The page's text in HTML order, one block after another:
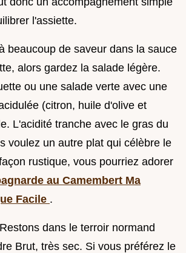
l'assiette.
beaucoup de saveur dans la sauce
alors gardez la salade légère.
ou une salade verte avec une
(citron, huile d'olive et
L'acidité tranche avec le gras du
voulez un autre plat qui célèbre le
rustique, vous pourriez adorer
au Camembert Ma
Facile .
dans le terroir normand
Brut, très sec. Si vous préférez le